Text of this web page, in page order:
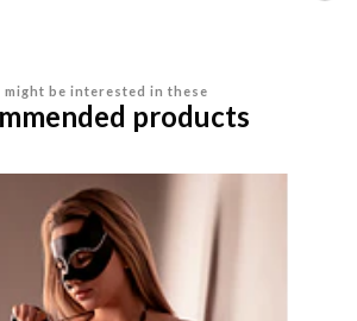
might be interested in these
products